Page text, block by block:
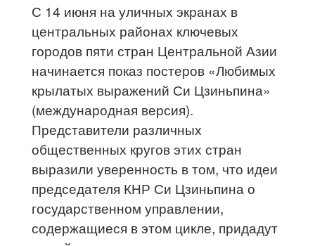
С 14 июня на уличных экранах в
центральных районах ключевых
городов пяти стран Центральной Азии
начинается показ постеров «Любимых
крылатых выражений Си Цзиньпина»
(международная версия).
Представители различных
общественных кругов этих стран
выразили уверенность в том, что идеи
председателя КНР Си Цзиньпина о
государственном управлении,
содержащиеся в этом цикле, придадут